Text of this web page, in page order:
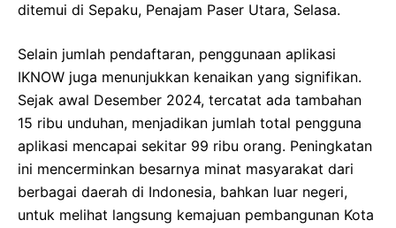
ditemui di Sepaku, Penajam Paser Utara, Selasa.
Selain jumlah pendaftaran, penggunaan aplikasi
IKNOW juga menunjukkan kenaikan yang signifikan.
Sejak awal Desember 2024, tercatat ada tambahan
15 ribu unduhan, menjadikan jumlah total pengguna
aplikasi mencapai sekitar 99 ribu orang. Peningkatan
ini mencerminkan besarnya minat masyarakat dari
berbagai daerah di Indonesia, bahkan luar negeri,
untuk melihat langsung kemajuan pembangunan Kota